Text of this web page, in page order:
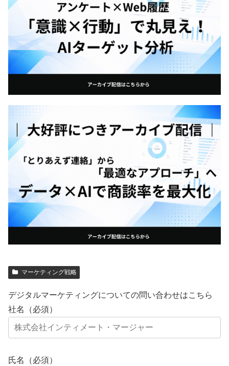
マーケティング戦略
デジタルマーケティングについての問い合わせはこちら
社名（必須）
氏名（必須）